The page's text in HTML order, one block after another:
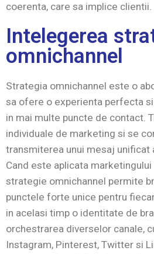
coerenta, care sa implice clientii.
Intelegerea
omnichannel
Strategia omnichannel este o
sa ofere o experienta perfecta
in mai multe puncte de contact.
individuale de marketing si se
transmiterea unui mesaj unificat
Cand este aplicata
strategie omnichannel permite
punctele forte unice pentru
in acelasi timp o identitate de
orchestrarea diverselor canale,
Instagram, Pinterest, Twitter si